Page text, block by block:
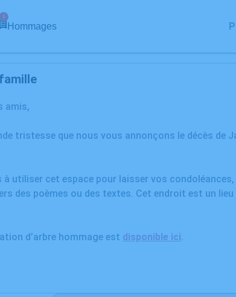
1
Hommages
amis,
tristesse que nous vous annonçons le décès de
utiliser cet espace pour laisser vos
des poèmes ou des textes. Cet endroit est un
d’arbre hommage est disponible ici.